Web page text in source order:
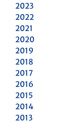
2023
2022
2021
2020
2019
2018
2017
2016
2015
2014
2013